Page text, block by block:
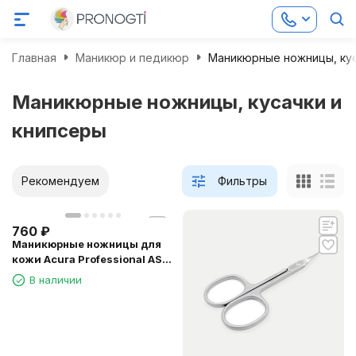
Главная Маникюр и педикюр Маникюрные ножницы,
Маникюрные ножницы, кусачки и
книпсеры
Рекомендуем Фильтры
760 ₽
Маникюрные ножницы для
кожи Acura Professional AS-
01 В наличии